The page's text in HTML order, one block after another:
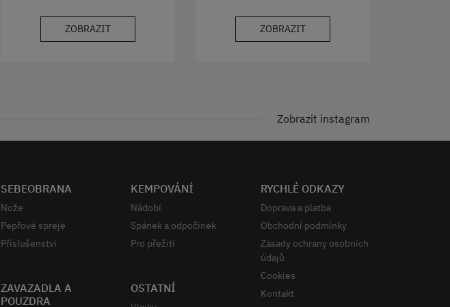
ZOBRAZIT ZOBRAZIT
Zobrazit instagram
SEBEOBRANA
Nože
Pepřové spreje
Příslušenství
ZAVAZADLA A
POUZDRA
KEMPOVÁNÍ
Nádobí
Spánek a odpočinek
Pro přežití
OSTATNÍ
RYCHLÉ ODKAZY
Doprava a platba
Obchodní podmínky
Zásady ochrany osobních
údajů
Cookies
Kontakt